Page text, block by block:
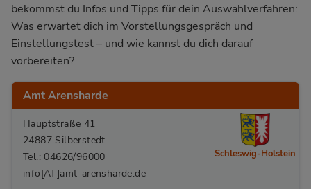
bekommst du Infos und Tipps für dein Auswahlverfahren:
Was erwartet dich im Vorstellungsgespräch und
Einstellungstest – und wie kannst du dich darauf
vorbereiten?
Amt Arensharde
Hauptstraße 41
24887 Silberstedt
Tel.: 04626/96000
info[AT]amt-arensharde.de
Schleswig-Holstein